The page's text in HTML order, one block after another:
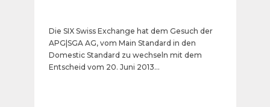
Die SIX Swiss Exchange hat dem Gesuch der
APG|SGA AG, vom Main Standard in den
Domestic Standard zu wechseln mit dem
Entscheid vom 20. Juni 2013